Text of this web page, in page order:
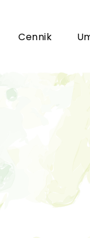
Cennik
dzieci